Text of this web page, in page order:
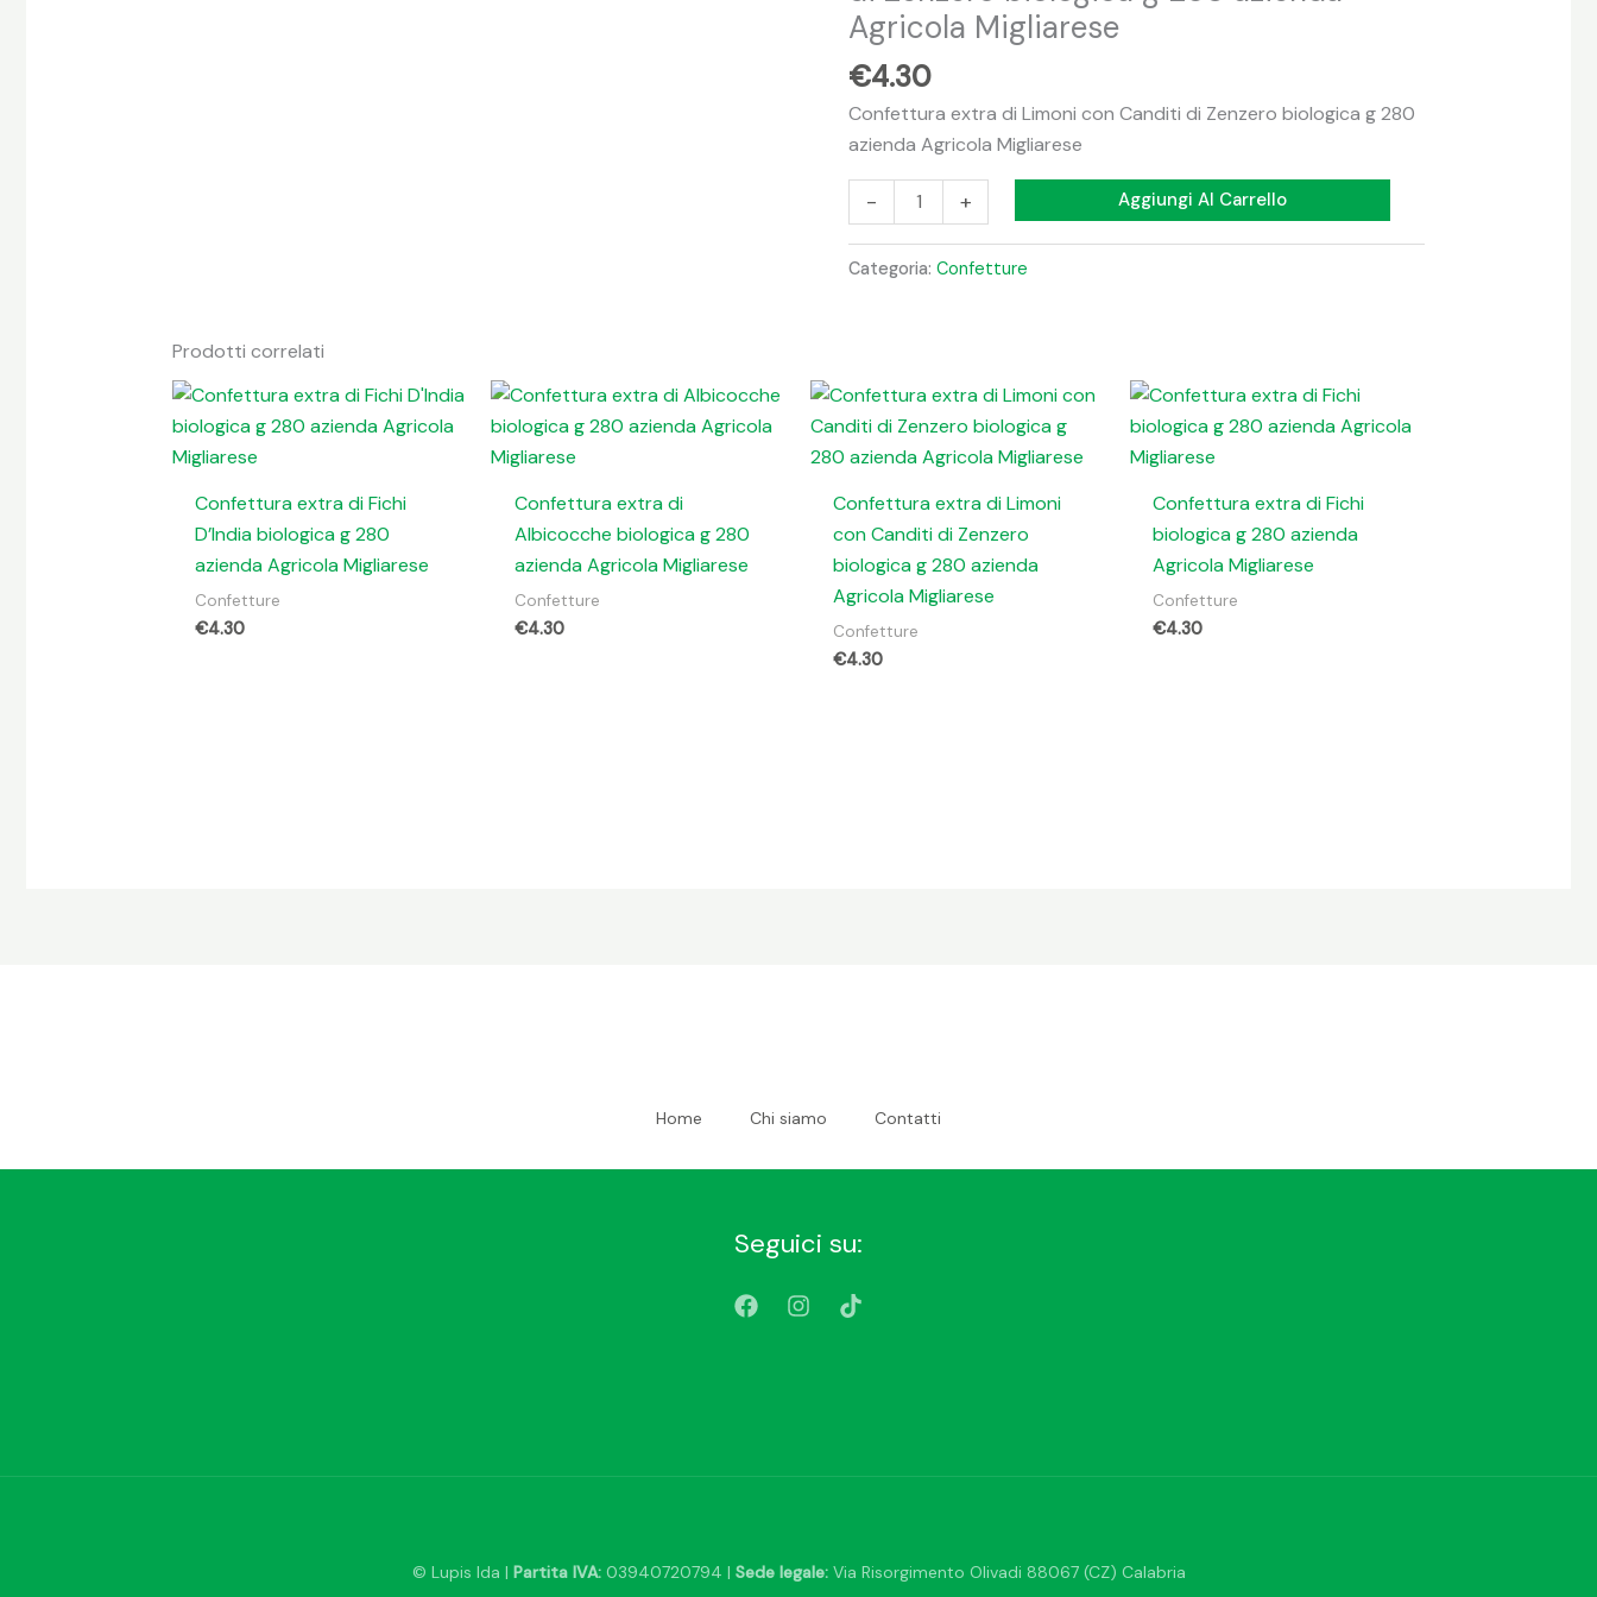
Agricola Migliarese
€4.30
Confettura extra di Limoni con Canditi di Zenzero biologica g 280
azienda Agricola Migliarese
-
con
Canditi
di
Zenzero
biologica
280
azienda
Agricola
+ Aggiungi Al Carrello
Categoria:Confetture
Prodotti correlati
Confettura extra di Fichi
D’India biologica g 280
azienda Agricola Migliarese
Confetture
€4.30
Confettura extra di
Albicocche biologica g 280
azienda Agricola Migliarese
Confetture
€4.30
Confettura extra di Limoni
con Canditi di Zenzero
biologica g 280 azienda
Agricola Migliarese
Confetture
€4.30
Confettura extra di Fichi
biologica g 280 azienda
Agricola Migliarese
Confetture
€4.30
Home Chi siamo Contatti
Seguici su:
© Lupis Ida | Partita IVA:03940720794 | Sede legale:Via Risorgimento Olivadi 88067 (CZ) Calabria